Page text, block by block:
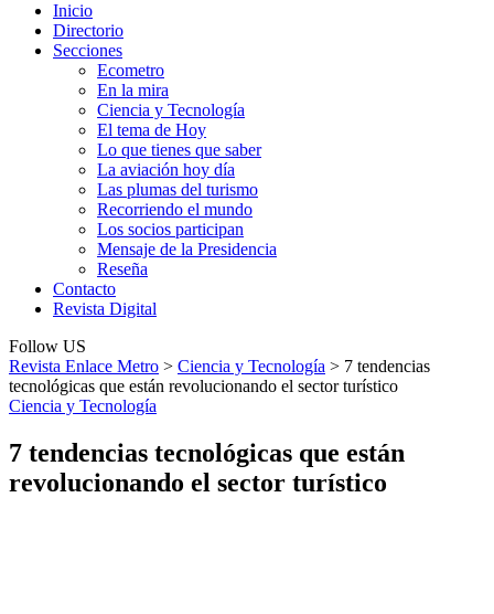
Inicio
Directorio
Secciones
Ecometro
En la mira
Ciencia y Tecnología
El tema de Hoy
Lo que tienes que saber
La aviación hoy día
Las plumas del turismo
Recorriendo el mundo
Los socios participan
Mensaje de la Presidencia
Reseña
Contacto
Revista Digital
Follow US
Revista Enlace Metro > Ciencia y Tecnología > 7 tendencias
tecnológicas que están revolucionando el sector turístico
Ciencia y Tecnología
7 tendencias tecnológicas que están
revolucionando el sector turístico